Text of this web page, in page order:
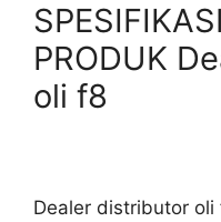
PRODUK
oli f8
Dealer distributor oli